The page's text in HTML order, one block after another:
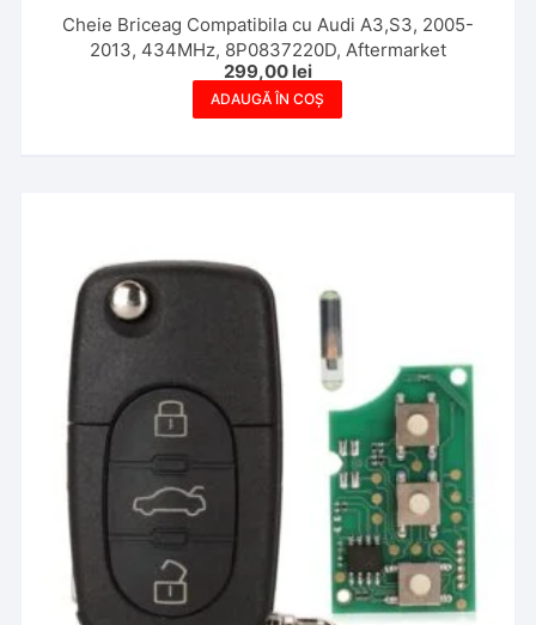
Cheie Briceag Compatibila cu Audi A3,S3, 2005-
2013, 434MHz, 8P0837220D, Aftermarket
299,00 lei
ADAUGĂ ÎN COȘ